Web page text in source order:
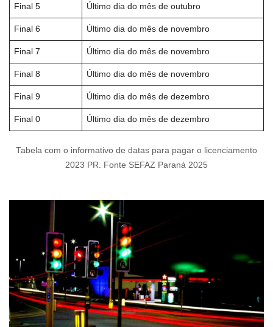
Final 5 Último dia do mês de outubro
Final 6 Último dia do mês de novembro
Final 7 Último dia do mês de novembro
Final 8 Último dia do mês de novembro
Final 9 Último dia do mês de dezembro
Final 0 Último dia do mês de dezembro
Tabela com o informativo de datas para pagar o licenciamento
2023 PR. Fonte SEFAZ Paraná 2025